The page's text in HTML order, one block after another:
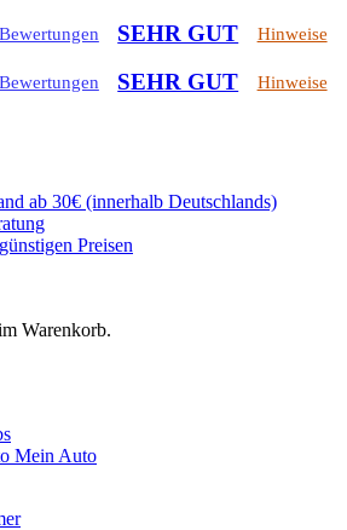
SEHR GUT Hinweise
SEHR GUT Hinweise
ab 30€ (innerhalb Deutschlands)
Preisen
Warenkorb.
Mein Auto